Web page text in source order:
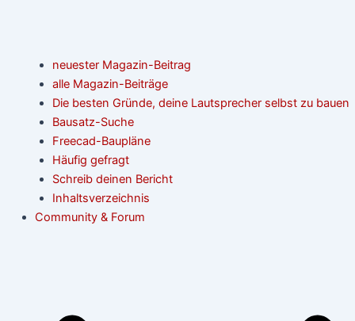
neuester Magazin-Beitrag
alle Magazin-Beiträge
Die besten Gründe, deine Lautsprecher selbst zu bauen
Bausatz-Suche
Freecad-Baupläne
Häufig gefragt
Schreib deinen Bericht
Inhaltsverzeichnis
Community & Forum